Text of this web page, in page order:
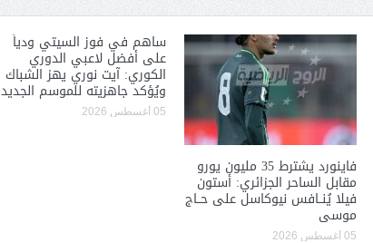
فاينورد يشترط 35 مليون يورو
مقابل الساحر الجزائري: أستون
فيلا يُنــافس نيوكاسل على حــاج
موسى
05 أغسطس 2026
ساهم في فوز السيتي ودياً
على أفضل لاعبي الدوري
الكوري: آيت نوري يهز الشباك
ويُؤكد جاهزيته للموسم الجديد
05 أغسطس 2026